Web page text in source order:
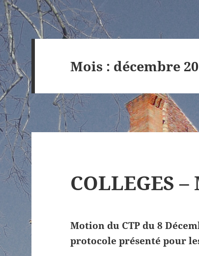
Mois : décembre
COLLEGES
Motion du CTP du 8
protocole présenté pour